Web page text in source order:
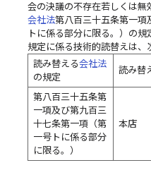
会の決議の不存在若しくは
会社法第八百三十五条第一項
トに係る部分に限る。）の
規定に係る技術的読替えは、
読み替える会社法
の規定
読み替
第八百三十五条第
一項及び第九百三
十七条第一項（第
一号トに係る部分
に限る。）
本店